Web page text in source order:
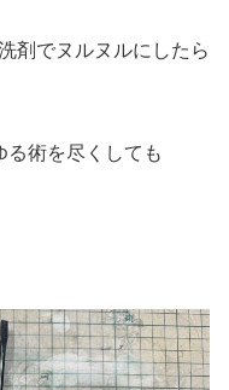
剤でヌルヌルにしたら
る術を尽くしても